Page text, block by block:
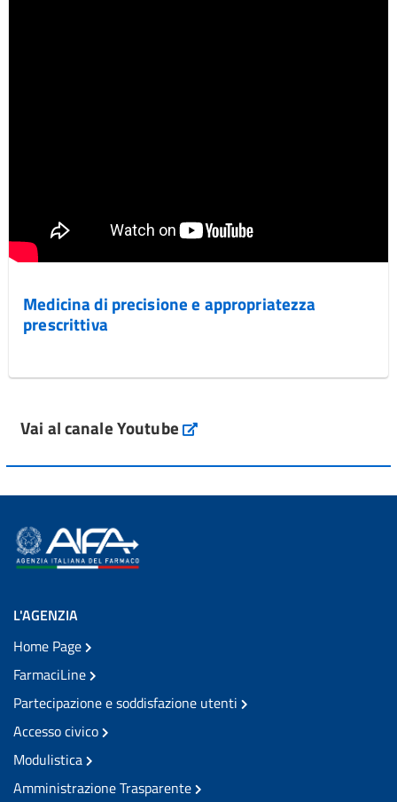
Medicina di precisione e appropriatezza
prescrittiva
Vai al canale Youtube
L'AGENZIA
Home Page
FarmaciLine
Partecipazione e soddisfazione utenti
Accesso civico
Modulistica
Amministrazione Trasparente